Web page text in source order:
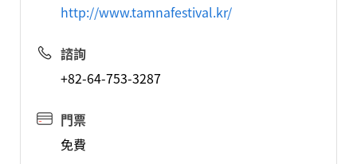
http://www.tamnafestival.kr/
諮詢
+82-64-753-3287
門票
免費